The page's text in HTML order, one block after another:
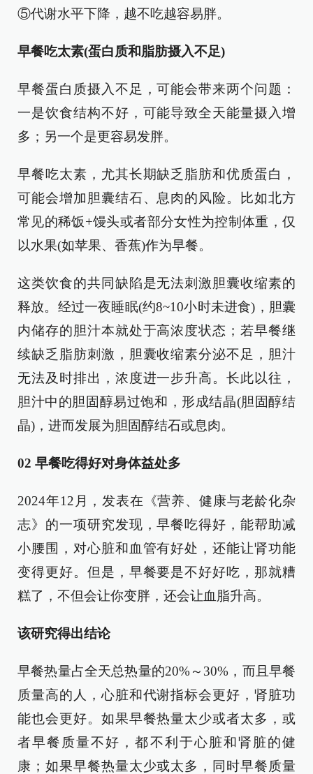
⑤代谢水平下降，越不吃越容易胖。
早餐吃太素(蛋白质和脂肪摄入不足)
早餐蛋白质摄入不足，可能会带来两个问题：
一是饮食结构不好，可能导致全天能量摄入增
多；另一个是更容易发胖。
早餐吃太素，尤其长期缺乏脂肪和优质蛋白，
可能会增加胆囊结石、息肉的风险。比如北方
常见的稀饭+馒头或者部分女性为控制体重，仅
以水果(如苹果、香蕉)作为早餐。
这类饮食的共同缺陷是无法刺激胆囊收缩素的
释放。经过一夜睡眠(约8~10小时未进食)，胆囊
内储存的胆汁本就处于高浓度状态；若早餐继
续缺乏脂肪刺激，胆囊收缩素分泌不足，胆汁
无法及时排出，浓度进一步升高。长此以往，
胆汁中的胆固醇易过饱和，形成结晶(胆固醇结
晶)，进而发展为胆固醇结石或息肉。
02 早餐吃得好对身体益处多
2024年12月，发表在《营养、健康与老龄化杂
志》的一项研究发现，早餐吃得好，能帮助减
小腰围，对心脏和血管有好处，还能让肾功能
变得更好。但是，早餐要是不好好吃，那就糟
糕了，不但会让你变胖，还会让血脂升高。
该研究得出结论
早餐热量占全天总热量的20%～30%，而且早餐
质量高的人，心脏和代谢指标会更好，肾脏功
能也会更好。如果早餐热量太少或者太多，或
者早餐质量不好，都不利于心脏和肾脏的健
康；如果早餐热量太少或太多，同时早餐质量